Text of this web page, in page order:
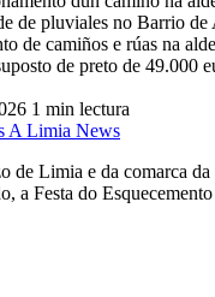
de pluviales no Barrio
de camiños e rúas na
de preto de 49.000
1 min lectura
A Limia News
de Limia e da comarca
a Festa do